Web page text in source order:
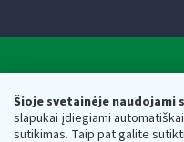
Šioje svetainėje naudojami
slapukai įdiegiami
sutikimas. Taip pat galite
Respublikos finansų
Biudžetinė įstaiga. Juridinio